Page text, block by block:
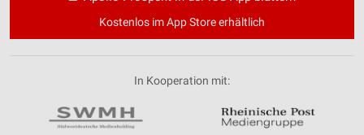
Kostenlos im App Store erhältlich
In Kooperation mit: